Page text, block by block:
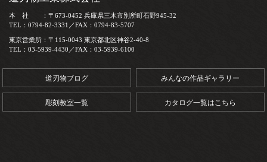
本 社 ：〒673-0452 兵庫県三木市別所町石野945-32
TEL：0794-82-3331／FAX：0794-83-5707
東京営業所：〒115-0043 東京都北区神谷2-40-8
TEL：03-5939-4430／FAX：03-5939-6100
道刃物ブログ みんなの作品ギャラリー
彫刻教室一覧 カタログ一覧はこちら